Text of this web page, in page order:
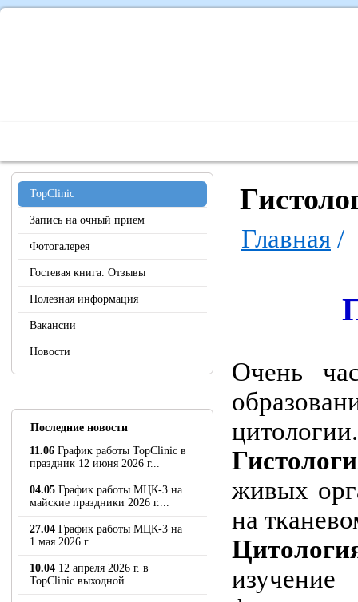
TopClinic
Запись на очный прием
Фотогалерея
Гостевая книга. Отзывы
Полезная информация
Вакансии
Новости
Последние новости
11.06 График работы TopClinic в
праздник 12 июня 2026 г...
04.05 График работы МЦК-3 на
майские праздники 2026 г....
27.04 График работы МЦК-3 на
1 мая 2026 г....
10.04 12 апреля 2026 г. в
TopClinic выходной...
Главная /
Очень
живых
на